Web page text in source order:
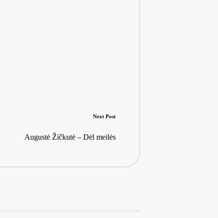
Next Post
Augustė Žičkutė – Dėl meilės